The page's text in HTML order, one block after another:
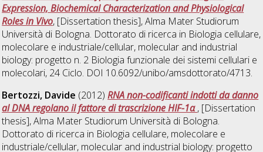
Expression, Biochemical Characterization and Physiological
Roles in Vivo, [Dissertation thesis], Alma Mater Studiorum
Università di Bologna. Dottorato di ricerca in Biologia cellulare,
molecolare e industriale/cellular, molecular and industrial
biology: progetto n. 2 Biologia funzionale dei sistemi cellulari e
molecolari, 24 Ciclo. DOI 10.6092/unibo/amsdottorato/4713.
Bertozzi, Davide (2012)RNA non-codificanti indotti da danno
al DNA regolano il fattore di trascrizione HIF-1α, [Dissertation
thesis], Alma Mater Studiorum Università di Bologna.
Dottorato di ricerca in Biologia cellulare, molecolare e
industriale/cellular, molecular and industrial biology: progetto